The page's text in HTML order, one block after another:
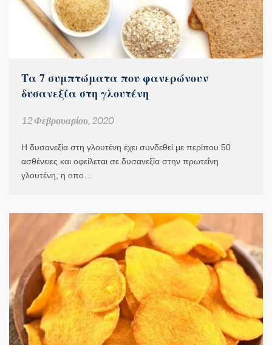
Τα 7 συμπτώματα που φανερώνουν
δυσανεξία στη γλουτένη
12 Φεβρουαρίου, 2020
Η δυσανεξία στη γλουτένη έχει συνδεθεί με περίπου 50
ασθένειες και οφείλεται σε δυσανεξία στην πρωτεΐνη
γλουτένη, η οπο…